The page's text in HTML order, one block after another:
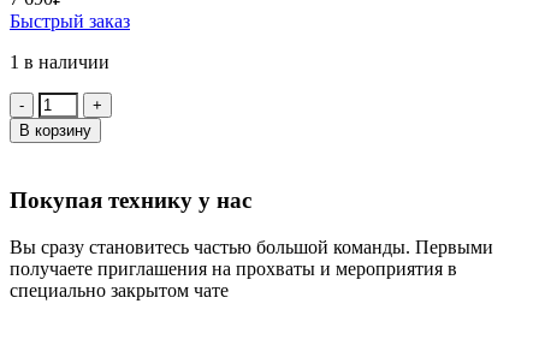
Быстрый заказ
1 в наличии
Количество:
В корзину
Покупая технику у нас
Вы сразу становитесь частью большой команды. Первыми
получаете приглашения на прохваты и мероприятия в
специально закрытом чате